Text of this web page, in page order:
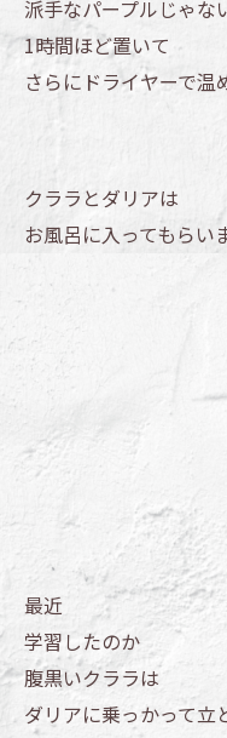
派手なパープルじゃな
1時間ほど置いて
さらにドライヤーで温
クララとダリアは
お風呂に入ってもらい
最近
学習したのか
腹黒いクララは
ダリアに乗っかって立